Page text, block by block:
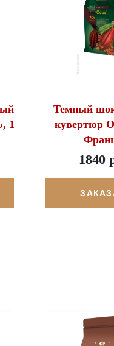
1
Темный
кувертюр
1840